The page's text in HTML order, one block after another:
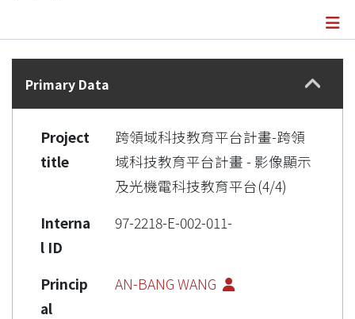
Details
Primary Data
Project
title
跨領域科技教育平台計畫-跨領
域科技教育平台計畫 - 影像顯示
及光機電科技教育平台(4/4)
Interna
l ID
97-2218-E-002-011-
Princip
al
AN-BANG WANG